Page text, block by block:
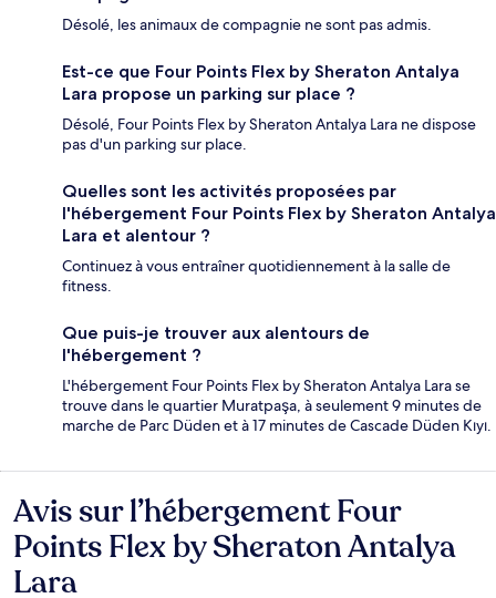
Désolé, les animaux de compagnie ne sont pas admis.
Est-ce que Four Points Flex by Sheraton Antalya
Lara propose un parking sur place ?
Désolé, Four Points Flex by Sheraton Antalya Lara ne dispose
pas d'un parking sur place.
Quelles sont les activités proposées par
l'hébergement Four Points Flex by Sheraton Antalya
Lara et alentour ?
Continuez à vous entraîner quotidiennement à la salle de
fitness.
Que puis-je trouver aux alentours de
l'hébergement ?
L'hébergement Four Points Flex by Sheraton Antalya Lara se
trouve dans le quartier Muratpaşa, à seulement 9 minutes de
marche de Parc Düden et à 17 minutes de Cascade Düden Kıyı.
Avis
Avis sur l’hébergement Four
Points Flex by Sheraton Antalya
Lara